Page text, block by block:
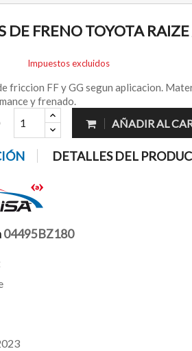
DE FRENO TOYOTA
Impuestos excluidos
friccion FF y GG segun aplicacion.
y frenado.
AÑADIR AL
DETALLES DEL
04495BZ180